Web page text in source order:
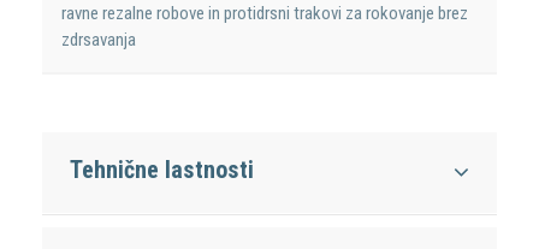
ravne rezalne robove in protidrsni trakovi za rokovanje brez
zdrsavanja
Tehnične lastnosti